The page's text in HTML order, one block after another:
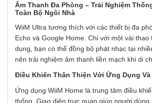
Âm Thanh Đa Phòng – Trải Nghiệm
Toàn Bộ Ngôi Nhà
WiiM Ultra tương thích với các thiết bị đa
Echo và Google Home. Chỉ với một vài thao
dụng, bạn có thể đồng bộ phát nhạc tại
nên trải nghiệm âm thanh liền mạch khi di
Điều Khiển Thân Thiện Với Ứng Dụng
Ứng dụng WiiM Home là trung tâm điều
thống. Giao diện trực quan giúp người dùng